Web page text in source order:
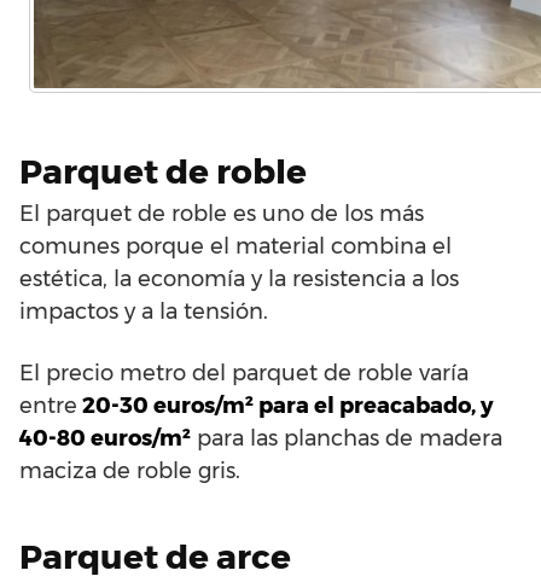
Parquet de roble
El parquet de roble es uno de los más
comunes porque el material combina el
estética, la economía y la resistencia a los
impactos y a la tensión.
El precio metro del parquet de roble varía
entre 20-30 euros/m² para el preacabado, y
40-80 euros/m² para las planchas de madera
maciza de roble gris.
Parquet de arce